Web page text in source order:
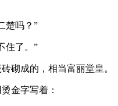
楚吗？”
住了。”
砌成的，相当富丽堂皇。
金字写着：